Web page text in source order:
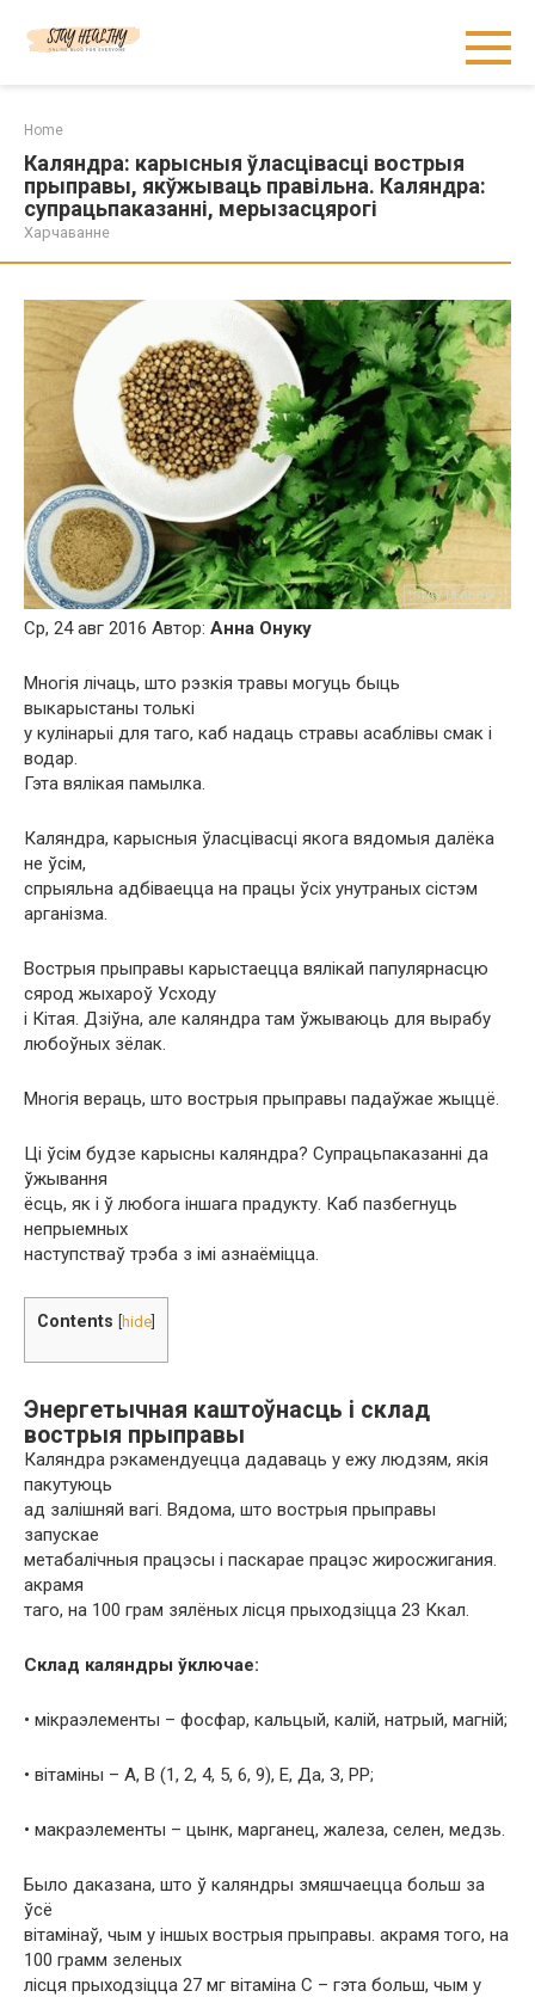
Home
Каляндра: карысныя ўласцівасці вострыя
прыправы, якўжываць правільна. Каляндра:
супрацьпаказанні, мерызасцярогі
Харчаванне
Ср, 24 авг 2016 Автор: Анна Онуку
Многія лічаць, што рэзкія травы могуць быць
выкарыстаны толькі
у кулінарыі для таго, каб надаць стравы асаблівы смак і
водар.
Гэта вялікая памылка.
Каляндра, карысныя ўласцівасці якога вядомыя далёка
не ўсім,
спрыяльна адбіваецца на працы ўсіх унутраных сістэм
арганізма.
Вострыя прыправы карыстаецца вялікай папулярнасцю
сярод жыхароў Усходу
і Кітая. Дзіўна, але каляндра там ўжываюць для вырабу
любоўных зёлак.
Многія вераць, што вострыя прыправы падаўжае жыццё.
Ці ўсім будзе карысны каляндра? Супрацьпаказанні да
ўжывання
ёсць, як і ў любога іншага прадукту. Каб пазбегнуць
непрыемных
наступстваў трэба з імі азнаёміцца.
Contents [hide]
Энергетычная каштоўнасць і склад
вострыя прыправы
Каляндра рэкамендуецца дадаваць у ежу людзям, якія
пакутуюць
ад залішняй вагі. Вядома, што вострыя прыправы
запускае
метабалічныя працэсы і паскарае працэс жиросжигания.
акрамя
таго, на 100 грам зялёных лісця прыходзіцца 23 Ккал.
Склад каляндры ўключае:
• мікраэлементы – фосфар, кальцый, калій, натрый, магній;
• вітаміны – А, В (1, 2, 4, 5, 6, 9), Е, Да, З, РР;
• макраэлементы – цынк, марганец, жалеза, селен, медзь.
Было даказана, што ў каляндры змяшчаецца больш за
ўсё
вітамінаў, чым у іншых вострыя прыправы. акрамя того, на
100 грамм зеленых
лісця прыходзіцца 27 мг вітаміна С – гэта больш, чым у